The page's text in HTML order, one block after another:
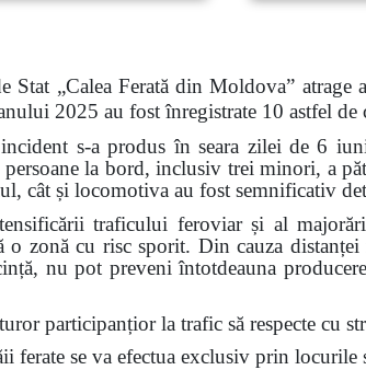
Stat „Calea Ferată din Moldova”
2025 au fost înregistrate 10 astfel
s-a produs în seara zilei de 6
la bord, inclusiv trei minori, a
cât și locomotiva au fost semnificativ
traficului feroviar și al
o zonă cu risc sporit. Din cauza
nu pot preveni întotdeauna
participanțior la trafic să respecte cu
ferate se va efectua exclusiv prin locurile